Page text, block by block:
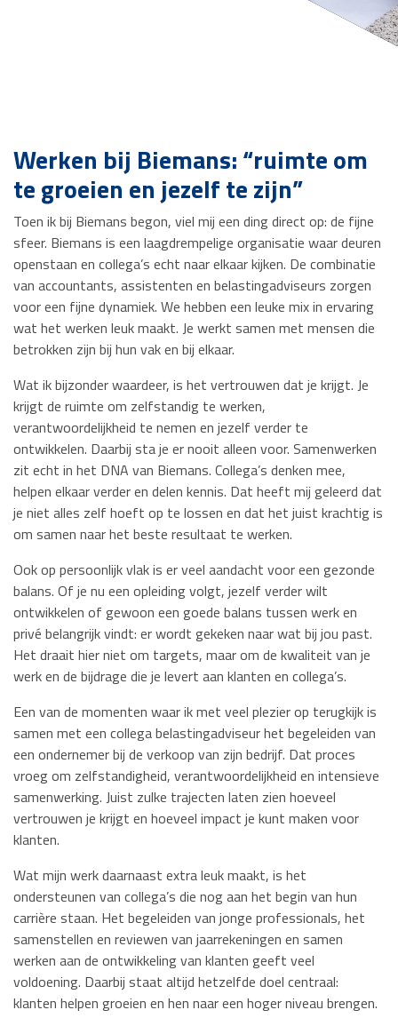
Werken bij Biemans: “ruimte om
te groeien en jezelf te zijn”
Toen ik bij Biemans begon, viel mij een ding direct op: de fijne
sfeer. Biemans is een laagdrempelige organisatie waar deuren
openstaan en collega’s echt naar elkaar kijken. De combinatie
van accountants, assistenten en belastingadviseurs zorgen
voor een fijne dynamiek. We hebben een leuke mix in ervaring
wat het werken leuk maakt. Je werkt samen met mensen die
betrokken zijn bij hun vak en bij elkaar.
Wat ik bijzonder waardeer, is het vertrouwen dat je krijgt. Je
krijgt de ruimte om zelfstandig te werken,
verantwoordelijkheid te nemen en jezelf verder te
ontwikkelen. Daarbij sta je er nooit alleen voor. Samenwerken
zit echt in het DNA van Biemans. Collega’s denken mee,
helpen elkaar verder en delen kennis. Dat heeft mij geleerd dat
je niet alles zelf hoeft op te lossen en dat het juist krachtig is
om samen naar het beste resultaat te werken.
Ook op persoonlijk vlak is er veel aandacht voor een gezonde
balans. Of je nu een opleiding volgt, jezelf verder wilt
ontwikkelen of gewoon een goede balans tussen werk en
privé belangrijk vindt: er wordt gekeken naar wat bij jou past.
Het draait hier niet om targets, maar om de kwaliteit van je
werk en de bijdrage die je levert aan klanten en collega’s.
Een van de momenten waar ik met veel plezier op terugkijk is
samen met een collega belastingadviseur het begeleiden van
een ondernemer bij de verkoop van zijn bedrijf. Dat proces
vroeg om zelfstandigheid, verantwoordelijkheid en intensieve
samenwerking. Juist zulke trajecten laten zien hoeveel
vertrouwen je krijgt en hoeveel impact je kunt maken voor
klanten.
Wat mijn werk daarnaast extra leuk maakt, is het
ondersteunen van collega’s die nog aan het begin van hun
carrière staan. Het begeleiden van jonge professionals, het
samenstellen en reviewen van jaarrekeningen en samen
werken aan de ontwikkeling van klanten geeft veel
voldoening. Daarbij staat altijd hetzelfde doel centraal:
klanten helpen groeien en hen naar een hoger niveau brengen.